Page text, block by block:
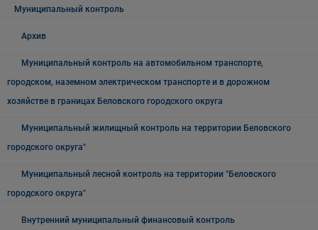
Муниципальный контроль
Архив
Муниципальный контроль на автомобильном транспорте,
городском, наземном электрическом транспорте и в дорожном
хозяйстве в границах Беловского городского округа
Муниципальный жилищный контроль на территории Беловского
городского округа"
Муниципальный лесной контроль на территории "Беловского
городского округа"
Внутренний муниципальный финансовый контроль